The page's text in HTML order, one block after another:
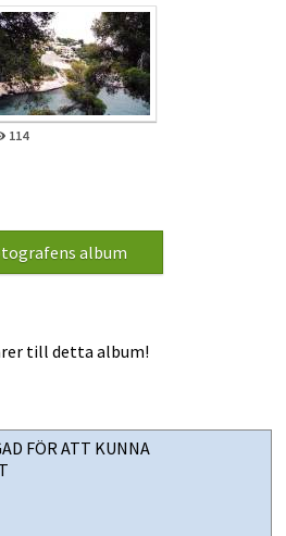
114
till detta album!